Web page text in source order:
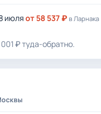
июляот 58 537 ₽ в Ларнака
₽ туда-обратно.